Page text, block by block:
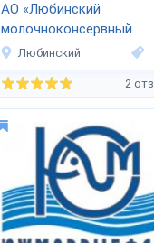
АО «Любинский
молочноконсервный
комбинат»
Любинский
2